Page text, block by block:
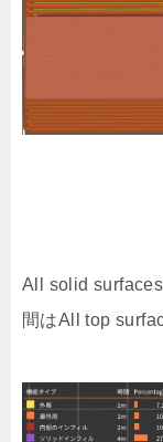
All solid
間はAll top